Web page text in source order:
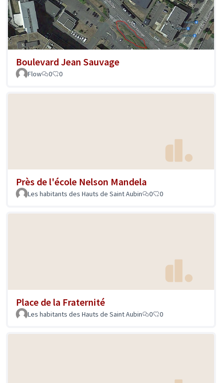
Boulevard Jean Sauvage
Flow 0 0
Près de l'école Nelson Mandela
Les habitants des Hauts de Saint Aubin 0 0
Place de la Fraternité
Les habitants des Hauts de Saint Aubin 0 0